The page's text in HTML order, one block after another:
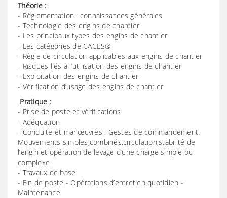
Théorie :
- Réglementation : connaissances générales
- Technologie des engins de chantier
- Les principaux types des engins de chantier
- Les catégories de CACES®
- Règle de circulation applicables aux engins de chantier
- Risques liés à l’utilisation des engins de chantier
- Exploitation des engins de chantier
- Vérification d’usage des engins de chantier
Pratique :
- Prise de poste et vérifications
- Adéquation
- Conduite et manœuvres : Gestes de commandement.
Mouvements simples,combinés,circulation,stabilité de
l’engin et opération de levage d’une charge simple ou
complexe
- Travaux de base
- Fin de poste - Opérations d’entretien quotidien -
Maintenance